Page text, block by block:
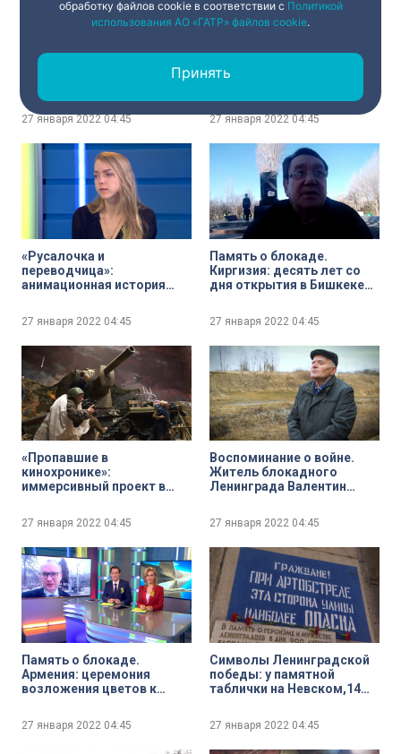
Ангелы-хранители
открылся памятник
учителям блокадных лет
27 января 2022 04:45
Пискарёвский мемориал.
Галина Колосова о
традициях организации
торжественной церемонии
и личной истории,
связанной с годами
блокады
27 января 2022 04:45
«Русалочка и
переводчица»:
анимационная история
сказки Андерсена
27 января 2022 04:45
Память о блокаде.
Киргизия: десять лет со
дня открытия в Бишкеке
27 января 2022 04:45
«Пропавшие в
кинохронике»:
иммерсивный проект в
Великую Отечественную
документалистов
27 января 2022 04:45
Воспоминание о войне.
Житель блокадного
Ленинграда Валентин
27 января 2022 04:45
Память о блокаде.
Армения: церемония
возложения цветов к
Ереване.
27 января 2022 04:45
Символы Ленинградской
победы: у памятной
таблички на Невском,14
27 января 2022 04:45
обработку файлов cookie в соответствии с Политикой
использования АО «ГАТР» файлов cookie.
Принять